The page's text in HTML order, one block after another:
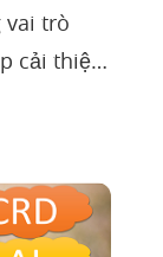
vai trò
cải thiện
và giảm